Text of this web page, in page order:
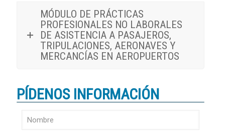
MÓDULO DE PRÁCTICAS
PROFESIONALES NO LABORALES
DE ASISTENCIA A PASAJEROS,
TRIPULACIONES, AERONAVES Y
MERCANCÍAS EN AEROPUERTOS
PÍDENOS INFORMACIÓN